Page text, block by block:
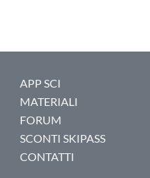
APP SCI
MATERIALI
FORUM
SCONTI SKIPASS
CONTATTI